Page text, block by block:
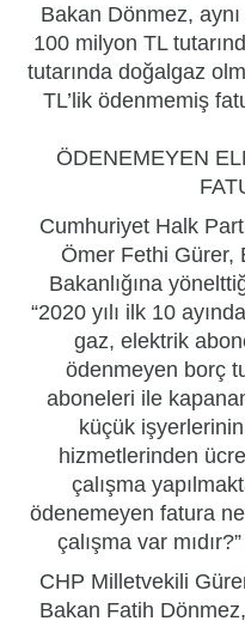
Bakan Dönmez,
100 milyon TL
tutarında doğalgaz
TL’lik ödenmemiş
ÖDENEMEYEN
Cumhuriyet Halk
Ömer Fethi Gürer,
Bakanlığına
“2020 yılı ilk 10
gaz, elektrik
ödenmeyen borç
aboneleri ile
küçük
hizmetlerinden
çalışma
ödenemeyen fatura
çalışma var
CHP Milletvekili
Bakan Fatih